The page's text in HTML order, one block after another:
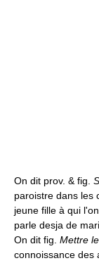
On dit prov. & fig.
paroistre dans les
jeune fille à qui
parle desja de
On dit fig. Mettre
connoissance des